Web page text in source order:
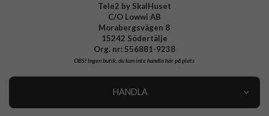
Tele2 by SkalHuset
C/O Lowwi AB
Morabergsvägen 8
15242 Södertälje
Org. nr: 556881-9238
OBS!Ingen butik, du kan inte handla här på plats
HANDLA